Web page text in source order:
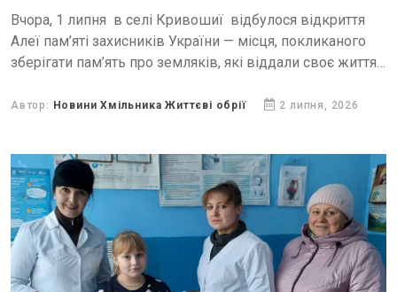
Вчора, 1 липня в селі Кривошиї відбулося відкриття
Алеї пам’яті захисників України — місця, покликаного
зберігати пам’ять про земляків, які віддали своє життя,
цілісність України.
Автор: Новини Хмільника Життєві обрії 2 липня, 2026